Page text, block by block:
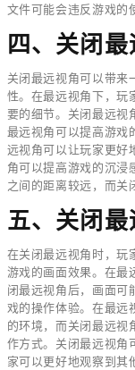
文件可能会违反游戏的
四、关闭
关闭最远视角可以带来
性。在最远视角下，玩
要的细节。关闭最远视
最远视角可以提高游戏
远视角可以让玩家更好
角可以提高游戏的沉浸
之间的距离较远，而关
五、关闭
在关闭最远视角时，玩
游戏的画面效果。在最
闭最远视角后，画面可
戏的操作体验。在最远
的环境，而关闭最远视
作方式。关闭最远视角
家可以更好地观察到其